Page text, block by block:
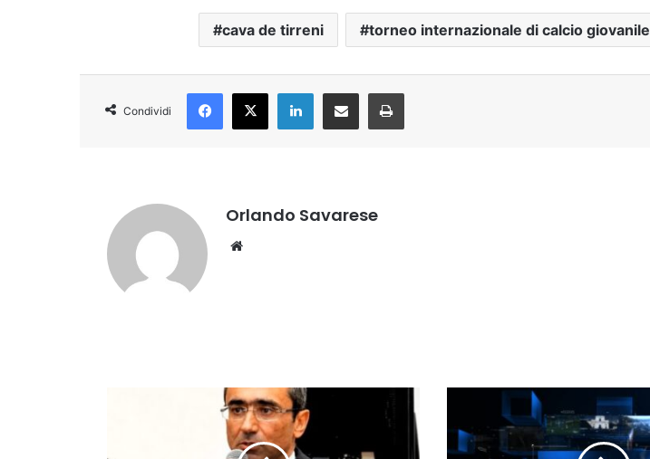
cava de tirreni torneo internazionale di calcio giovanile
Condividi
Facebook
X LinkedIn
Condividi via EmailStampa
Orlando Savarese
propone
4
giugno